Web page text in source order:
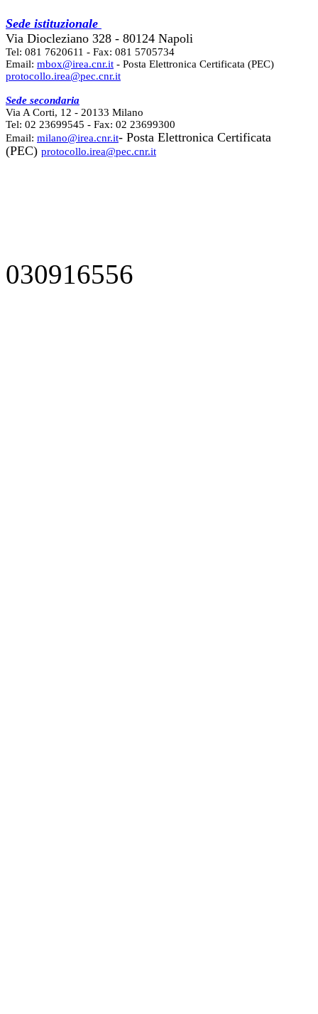
Sede istituzionale
Via Diocleziano 328 - 80124 Napoli
Tel: 081 7620611 - Fax: 081 5705734
Email: mbox@irea.cnr.it - Posta Elettronica Certificata (PEC)
protocollo.irea@pec.cnr.it
Sede secondaria
Via A Corti, 12 - 20133 Milano
Tel: 02 23699545 - Fax: 02 23699300
Email: milano@irea.cnr.it- Posta Elettronica Certificata
(PEC) protocollo.irea@pec.cnr.it
030916556